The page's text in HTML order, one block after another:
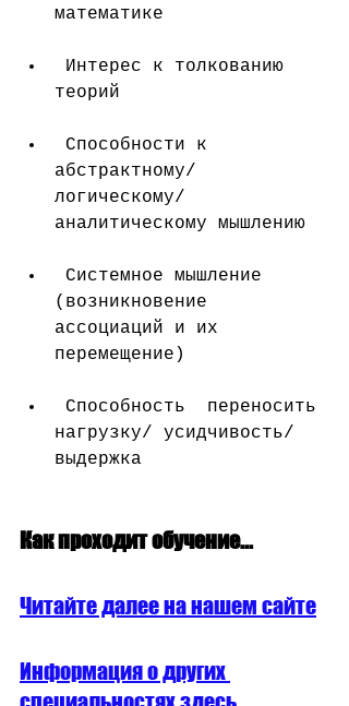
математике
теорий
абстрактному/
логическому/
аналитическому мышлению
(возникновение
ассоциаций и их
перемещение)
нагрузку/ усидчивость/
выдержка
Как проходит обучение...
Читайте далее на нашем сайте
Информация о других